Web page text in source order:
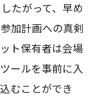
たがって、早め
加計画への真剣
ト保有者は会場
ールを事前に入
むことができ